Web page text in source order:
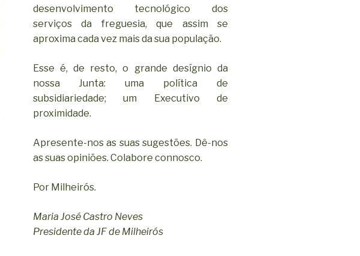
desenvolvimento tecnológico dos
serviços da freguesia, que assim se
aproxima cada vez mais da sua população.
Esse é, de resto, o grande desígnio da
nossa Junta: uma política de
subsidiariedade; um Executivo de
proximidade.
Apresente-nos as suas sugestões. Dê-nos
as suas opiniões. Colabore connosco.
Por Milheirós.
Maria José Castro Neves
Presidente da JF de Milheirós